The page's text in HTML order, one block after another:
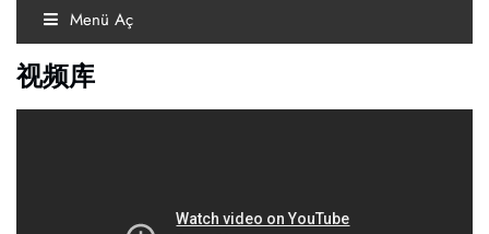
Menü Aç
视频库